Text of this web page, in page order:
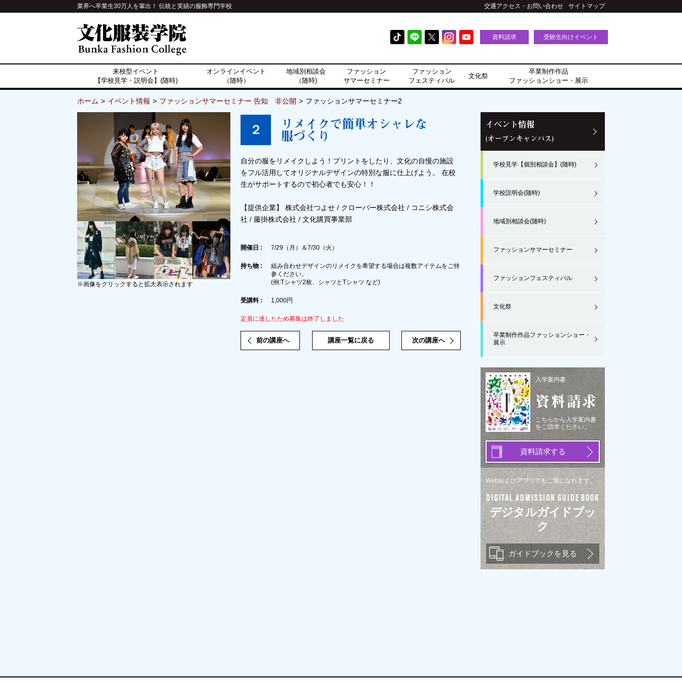
業界へ卒業生30万人を輩出！ 伝統と実績の服飾専門学校 交通アクセス・お問い合わせ サイトマップ
資料請求 受験生向けイベント
来校型イベント
【学校見学・説明会】(随時)
オンラインイベント
（随時）
地域別相談会
（随時)
ファッション
サマーセミナー
ファッション
フェスティバル
文化祭
卒業制作作品
ファッションショー・展示
ホーム イベント情報 ファッションサマーセミナー 告知 非公開 ファッションサマーセミナー2
※画像をクリックすると拡大表示されます
２ リメイクで簡単オシャレな
服づくり
自分の服をリメイクしよう！プリントをしたり、文化の自慢の施設
をフル活用してオリジナルデザインの特別な服に仕上げよう。 在校
生がサポートするので初心者でも安心！！
【提供企業】 株式会社つよせ / クローバー株式会社 / コニシ株式会
社 / 藤掛株式会社 / 文化購買事業部
開催日 : 7/29（月）＆7/30（火）
持ち物 :
組み合わせデザインのリメイクを希望する場合は複数アイテムをご持
参ください。
(例:Tシャツ2枚、シャツとTシャツ など)
受講料 : 1,000円
定員に達したため募集は終了しました
前の講座へ 講座一覧に戻る 次の講座へ
イベント情報
(オープンキャンパス)
学校見学【個別相談会】(随時)
学校説明会(随時)
地域別相談会(随時)
ファッションサマーセミナー
ファッションフェスティバル
文化祭
卒業制作作品ファッションショー・
展示
入学案内書
資料請求
こちらから入学案内書
をご請求ください。
資料請求する
Webおよびアプリでもご覧になれます。
DIGITAL ADMISSION GUIDE BOOK
デジタルガイドブッ
ク
ガイドブックを見る